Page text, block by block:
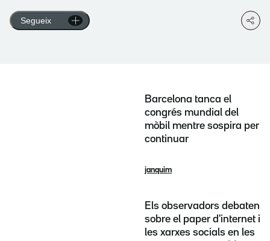
Segueix
Barcelona tanca el
congrés mundial del
mòbil mentre sospira per
continuar
janquim
Els observadors debaten
sobre el paper d'internet i
les xarxes socials en les